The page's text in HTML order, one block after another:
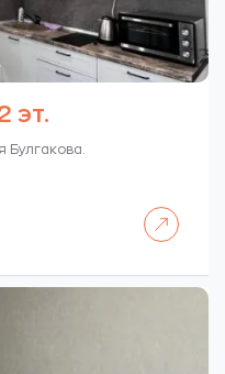
эт.
Булгакова.